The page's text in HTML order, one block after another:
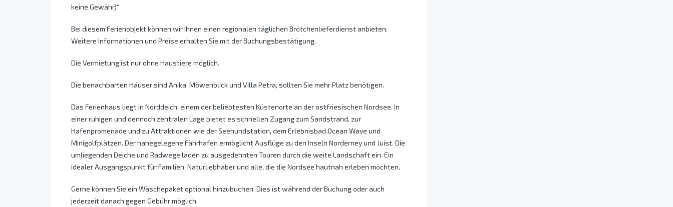
keine Gewähr)“
Bei diesem Ferienobjekt können wir Ihnen einen regionalen täglichen Brötchenlieferdienst anbieten.
Weitere Informationen und Preise erhalten Sie mit der Buchungsbestätigung.
Die Vermietung ist nur ohne Haustiere möglich.
Die benachbarten Häuser sind Anika, Möwenblick und Villa Petra, sollten Sie mehr Platz benötigen.
Das Ferienhaus liegt in Norddeich, einem der beliebtesten Küstenorte an der ostfriesischen Nordsee. In
einer ruhigen und dennoch zentralen Lage bietet es schnellen Zugang zum Sandstrand, zur
Hafenpromenade und zu Attraktionen wie der Seehundstation, dem Erlebnisbad Ocean Wave und
Minigolfplätzen. Der nahegelegene Fährhafen ermöglicht Ausflüge zu den Inseln Norderney und Juist. Die
umliegenden Deiche und Radwege laden zu ausgedehnten Touren durch die weite Landschaft ein. Ein
idealer Ausgangspunkt für Familien, Naturliebhaber und alle, die die Nordsee hautnah erleben möchten.
Gerne können Sie ein Wäschepaket optional hinzubuchen. Dies ist während der Buchung oder auch
jederzeit danach gegen Gebühr möglich.